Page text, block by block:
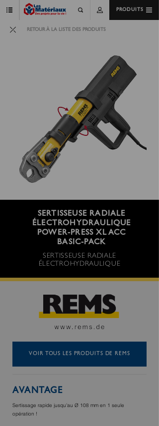
PRODUITS
RETOUR À LA LISTE DES PRODUITS
SERTISSEUSE RADIALE
ÉLECTROHYDRAULIQUE
POWER-PRESS XL ACC
BASIC-PACK
SERTISSEUSE RADIALE
ÉLECTROHYDRAULIQUE
VOIR TOUS LES PRODUITS DE REMS
AVANTAGE
Sertissage rapide jusqu'au Ø 108 mm en 1 seule
opération !